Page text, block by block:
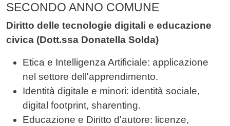
SECONDO ANNO COMUNE
Diritto delle tecnologie digitali e educazione
civica (Dott.ssa Donatella Solda)
Etica e Intelligenza Artificiale: applicazione
nel settore dell'apprendimento.
Identità digitale e minori: identità sociale,
digital footprint, sharenting.
Educazione e Diritto d'autore: licenze,